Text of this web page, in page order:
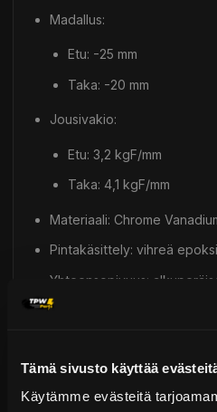
Tämä sivusto käyttää
Käytämme evästeitä
Madallus:
Etu: -25 mm
Taka: -20 mm
Jousivakio:
Etu: 3,2 kgF/mm
Taka: 4,1 kgF/mm
Materiaali: Chrome
Pintakäsittely: vihreä
Yhteensopivuus:
Myyntipakkaus: 4 kpl (täysi
Ominaisuudet
Parantaa ajettavuutta ja